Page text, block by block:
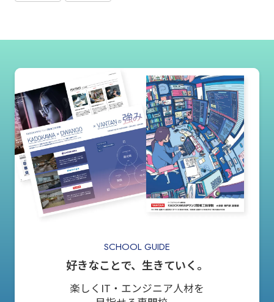
SCHOOL GUIDE
好きなことで、生きていく。
楽しくIT・エンジニア人材を